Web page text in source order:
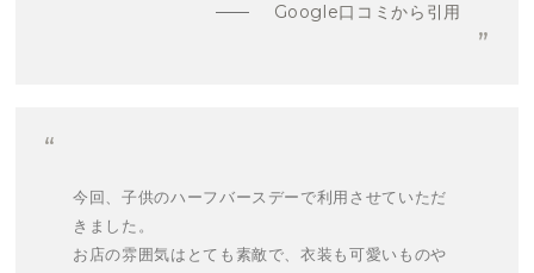
Google口コミから引用
今回、子供のハーフバースデーで利用させていただ
きました。
お店の雰囲気はとても素敵で、衣装も可愛いものや